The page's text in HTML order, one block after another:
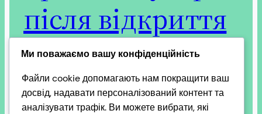
після відкриття
ініціативи
Добруджа+
Ми поважаємо вашу конфіденційність
Файли cookie допомагають нам покращити ваш
досвід, надавати персоналізований контент та
аналізувати трафік. Ви можете вибрати, які